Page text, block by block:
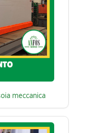
meccanica